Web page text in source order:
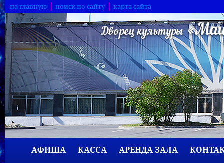
на главную поиск по сайту карта сайта
АФИША КАССА АРЕНДА ЗАЛА